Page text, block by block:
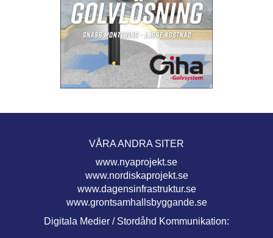
VÅRA ANDRA SITER
www.nyaprojekt.se
www.nordiskaprojekt.se
www.dagensinfrastruktur.se
www.grontsamhallsbyggande.se
Digitala Medier / Stordåhd Kommunikation: